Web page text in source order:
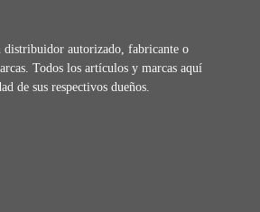
distribuidor autorizado, fabricante o
Todos los artículos y marcas aquí
de sus respectivos dueños.